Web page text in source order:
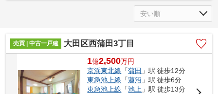
売買 | 中古一戸建 大田区西蒲田3丁目
1億2,500万円
京浜東北線 「蒲田 」駅 徒歩12分
東急池上線 「蓮沼 」駅 徒歩6分
東急池上線 「池上 」駅 徒歩13分